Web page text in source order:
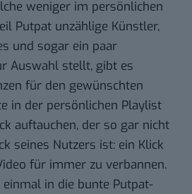
weniger im persönlichen
Putpat unzählige Künstler,
und sogar ein paar
Auswahl stellt, gibt es
für den gewünschten
in der persönlichen Playlist
auftauchen, der so gar nicht
seines Nutzers ist: ein Klick
für immer zu verbannen.
einmal in die bunte Putpat-